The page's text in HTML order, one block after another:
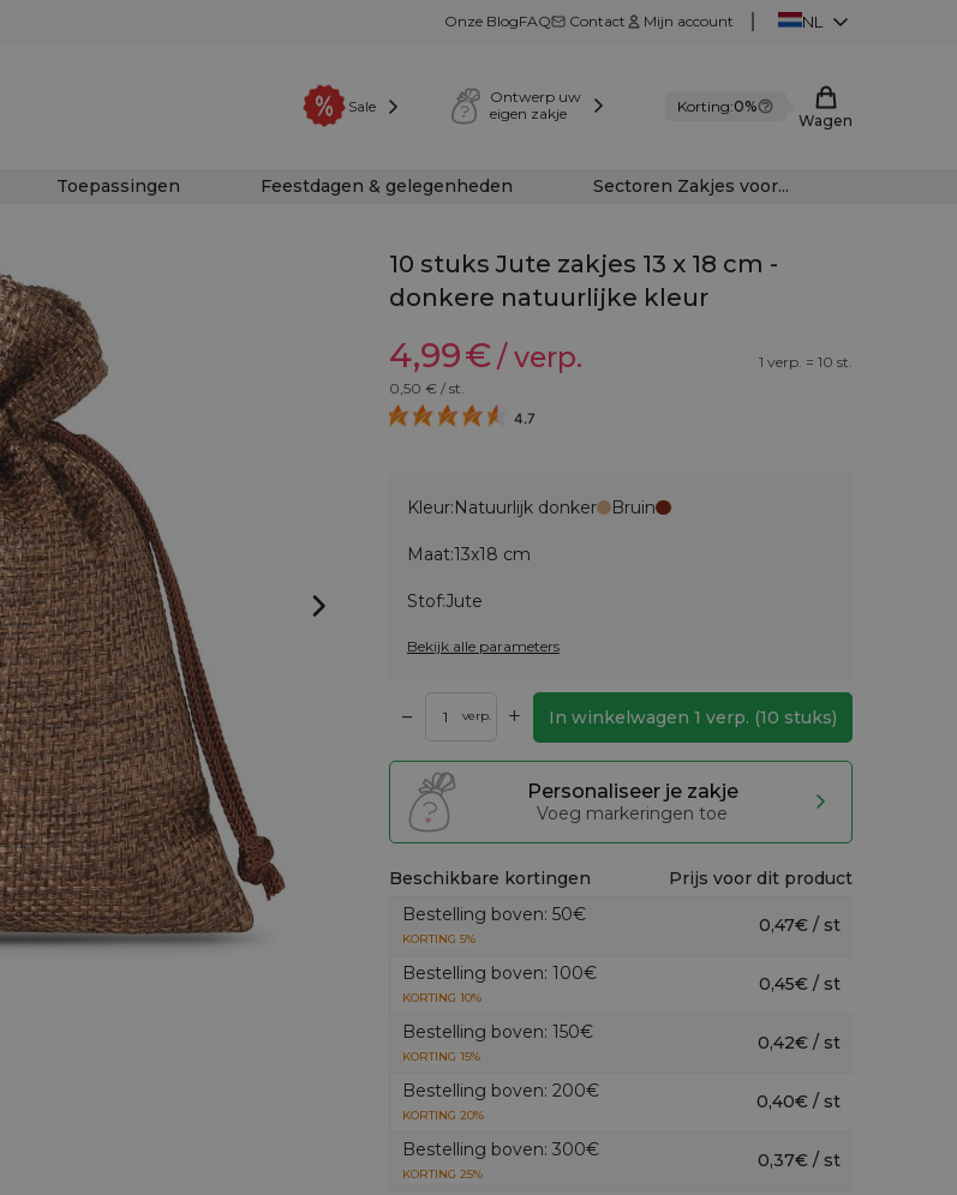
Onze BlogFAQ Contact Mijn account NL
Sale
Ontwerp uw
eigen zakje
Korting:0%
Wagen
Toepassingen Feestdagen & gelegenheden Sectoren Zakjes voor...
10 stuks Jute zakjes 13 x 18 cm -
donkere natuurlijke kleur
4,99€/ verp.
1 verp. = 10 st.
0,50 € / st.
4.7
Kleur:Natuurlijk donker Bruin
Maat:13x18 cm
Stof:Jute
Bekijk alle parameters
– verp. + In winkelwagen 1 verp. (10 stuks)
Personaliseer je zakje
Voeg markeringen toe
Beschikbare kortingen
Prijs voor dit product
Bestelling boven: 50€
KORTING 5%
0,47€ / st
Bestelling boven: 100€
KORTING 10%
0,45€ / st
Bestelling boven: 150€
KORTING 15%
0,42€ / st
Bestelling boven: 200€
KORTING 20%
0,40€ / st
Bestelling boven: 300€
KORTING 25%
0,37€ / st